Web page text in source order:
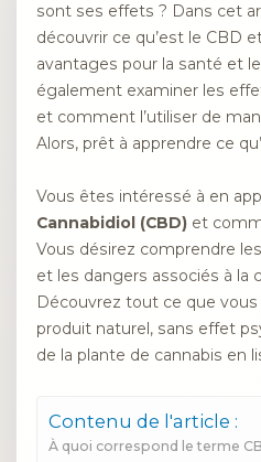
sont ses effets ? Dans cet
découvrir ce qu’est le CBD
avantages pour la santé et
également examiner les
et comment l’utiliser de
Alors, prêt à apprendre ce
Vous êtes intéressé à en
Cannabidiol (CBD) et
Vous désirez comprendre
et les dangers associés à la
Découvrez tout ce que
produit naturel, sans effet
de la plante de cannabis en
Contenu de l'article :
À quoi correspond le terme